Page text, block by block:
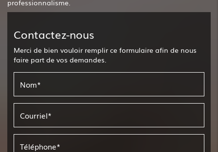
professionnalisme.
Contactez-nous
Merci de bien vouloir remplir ce formulaire afin de nous
faire part de vos demandes.